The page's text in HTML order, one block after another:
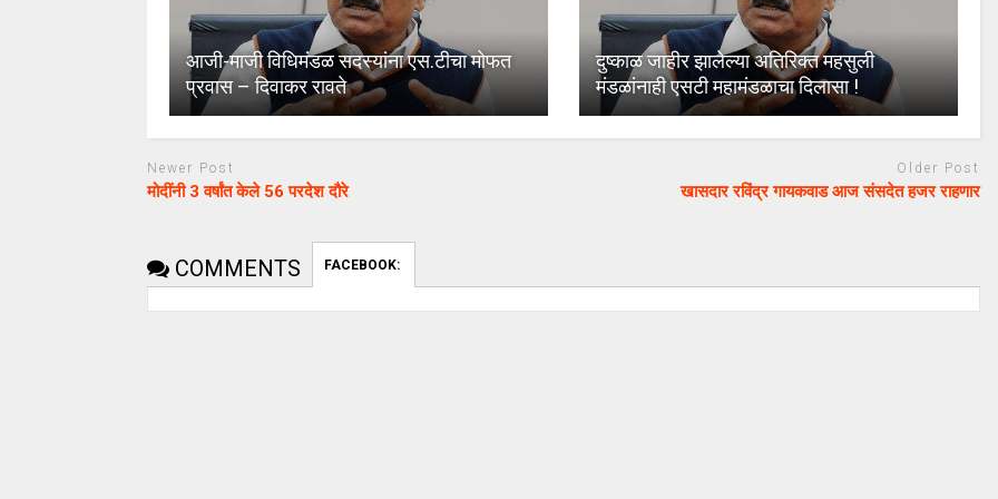
आजी-माजी विधिमंडळ सदस्यांना एस.टीचा मोफत
प्रवास – दिवाकर रावते
दुष्काळ जाहीर झालेल्या अतिरिक्त महसुली
मंडळांनाही एसटी महामंडळाचा दिलासा !
Newer Post
मोदींनी 3 वर्षांत केले 56 परदेश दौरे
Older Post
खासदार रविंद्र गायकवाड आज संसदेत हजर राहणार
COMMENTS FACEBOOK: